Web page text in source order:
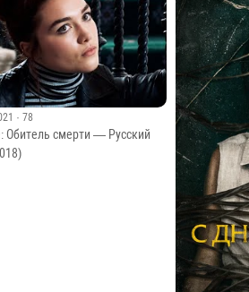
· 78
Обитель смерти — Русский